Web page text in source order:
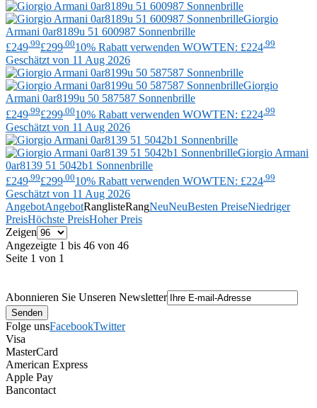
Giorgio
Armani 0ar8189u 51 600987 Sonnenbrille
£249 .99£299 .0010% Rabatt verwenden WOWTEN: £224 .99
Geschätzt von 11 Aug 2026
Giorgio
Armani 0ar8199u 50 587587 Sonnenbrille
£249 .99£299 .0010% Rabatt verwenden WOWTEN: £224 .99
Geschätzt von 11 Aug 2026
Giorgio Armani
0ar8139 51 5042b1 Sonnenbrille
£249 .99£299 .0010% Rabatt verwenden WOWTEN: £224 .99
Geschätzt von 11 Aug 2026
AngebotAngebotRanglisteRangNeuNeuBesten PreiseNiedriger
PreisHöchste PreisHoher Preis
Zeigen
Angezeigte 1 bis 46 von 46
Seite 1 von 1
Abonnieren Sie Unseren Newsletter
Folge unsFacebookTwitter
Visa
MasterCard
American Express
Apple Pay
Bancontact